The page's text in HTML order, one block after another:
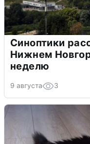
Синоптики
Нижнем
неделю
9 августа 3